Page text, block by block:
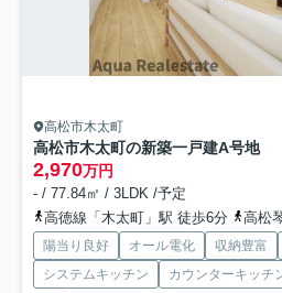
高松市木太町
高松市木太町の新築一戸建A号地
2,970万円
- / 77.84㎡ / 3LDK /予定
高徳線「木太町」駅 徒歩6分
高松琴
陽当り良好 オール電化 収納豊富
システムキッチン
カウンターキッチ